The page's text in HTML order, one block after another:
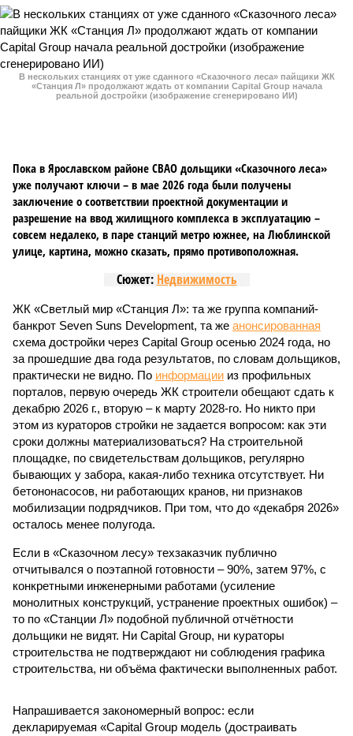
В нескольких станциях от уже сданного «Сказочного леса» пайщики ЖК
«Станция Л» продолжают ждать от компании Capital Group начала
реальной достройки (изображение сгенерировано ИИ)
Пока в Ярославском районе СВАО дольщики «Сказочного леса»
уже получают ключи – в мае 2026 года были получены
заключение о соответствии проектной документации и
разрешение на ввод жилищного комплекса в эксплуатацию –
совсем недалеко, в паре станций метро южнее, на Люблинской
улице, картина, можно сказать, прямо противоположная.
Сюжет: Недвижимость
ЖК «Светлый мир «Станция Л»: та же группа компаний-
банкрот Seven Suns Development, та же анонсированная
схема достройки через Capital Group осенью 2024 года, но
за прошедшие два года результатов, по словам дольщиков,
практически не видно. По информации из профильных
порталов, первую очередь ЖК строители обещают сдать к
декабрю 2026 г., вторую – к марту 2028-го. Но никто при
этом из кураторов стройки не задается вопросом: как эти
сроки должны материализоваться? На строительной
площадке, по свидетельствам дольщиков, регулярно
бывающих у забора, какая-либо техника отсутствует. Ни
бетононасосов, ни работающих кранов, ни признаков
мобилизации подрядчиков. При том, что до «декабря 2026»
осталось менее полугода.
Если в «Сказочном лесу» техзаказчик публично
отчитывался о поэтапной готовности – 90%, затем 97%, с
конкретными инженерными работами (усиление
монолитных конструкций, устранение проектных ошибок) –
то по «Станции Л» подобной публичной отчётности
дольщики не видят. Ни Capital Group, ни кураторы
строительства не подтверждают ни соблюдения графика
строительства, ни объёма фактически выполненных работ.
Напрашивается закономерный вопрос: если
декларируемая «Capital Group модель (достраивать